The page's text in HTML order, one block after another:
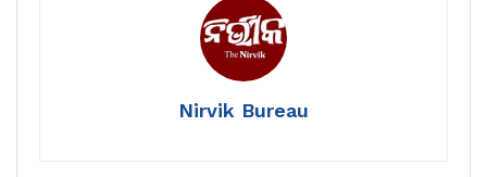
Nirvik Bureau